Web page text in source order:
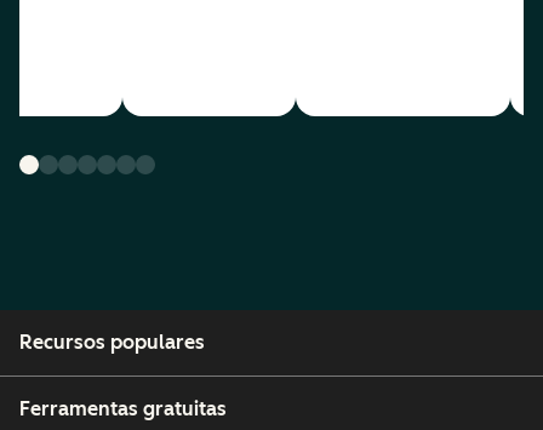
Recursos populares
Ferramentas gratuitas